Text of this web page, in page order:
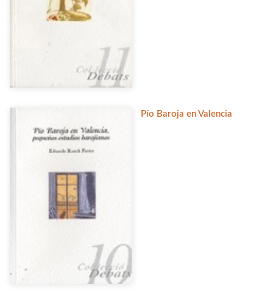
Pío Baroja en Valencia